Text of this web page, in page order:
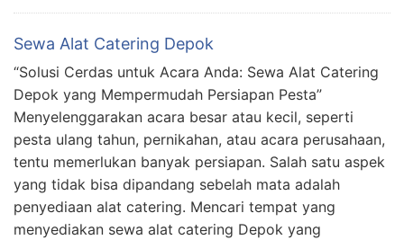
Sewa Alat Catering Depok
“Solusi Cerdas untuk Acara Anda: Sewa Alat Catering
Depok yang Mempermudah Persiapan Pesta”
Menyelenggarakan acara besar atau kecil, seperti
pesta ulang tahun, pernikahan, atau acara perusahaan,
tentu memerlukan banyak persiapan. Salah satu aspek
yang tidak bisa dipandang sebelah mata adalah
penyediaan alat catering. Mencari tempat yang
menyediakan sewa alat catering Depok yang